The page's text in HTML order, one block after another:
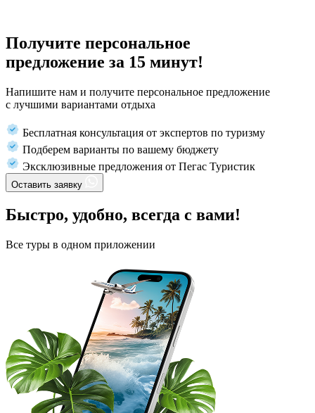
Получите персональное
предложение за 15 минут!
Напишите нам и получите персональное предложение
с лучшими вариантами отдыха
Бесплатная консультация от экспертов по туризму
Подберем варианты по вашему бюджету
Эксклюзивные предложения от Пегас Туристик
Оставить заявку
Быстро, удобно, всегда с вами!
Все туры в одном приложении